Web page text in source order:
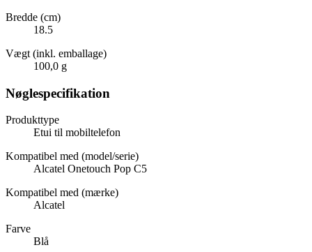
Bredde (cm)
18.5
Vægt (inkl. emballage)
100,0 g
Nøglespecifikation
Produkttype
Etui til mobiltelefon
Kompatibel med (model/serie)
Alcatel Onetouch Pop C5
Kompatibel med (mærke)
Alcatel
Farve
Blå